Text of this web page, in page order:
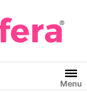
Menu